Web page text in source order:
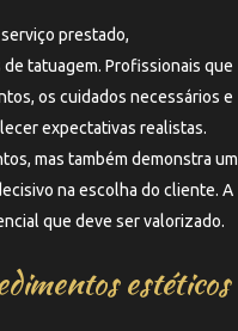
prestado,
tatuagem. Profissionais que
os cuidados necessários e
expectativas realistas.
mas também demonstra um
na escolha do cliente. A
que deve ser valorizado.
estéticos